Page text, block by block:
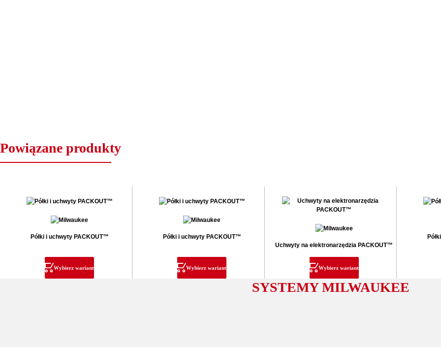
Powiązane produkty
Półki i uchwyty PACKOUT™
Wybierz wariant
Półki i uchwyty PACKOUT™
Wybierz wariant
Uchwyty na elektronarzędzia PACKOUT™
Wybierz wariant
SYSTEMY MILWAUKEE